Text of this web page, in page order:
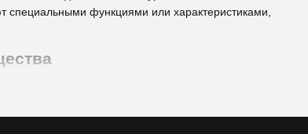
специальными функциями или характеристиками,
курток включают прочный и